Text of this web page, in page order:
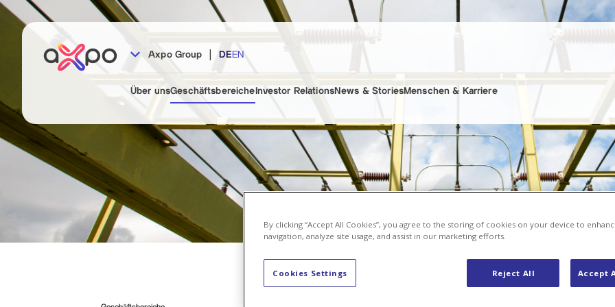
Axpo Group | DE EN
Über unsGeschäftsbereiche Investor RelationsNews & StoriesMenschen & Karriere
By clicking “Accept All Cookies”, you agree to the storing of cookies on your device to
navigation, analyze site usage, and assist in our marketing efforts.
Reject All Accept
Cookies Settings